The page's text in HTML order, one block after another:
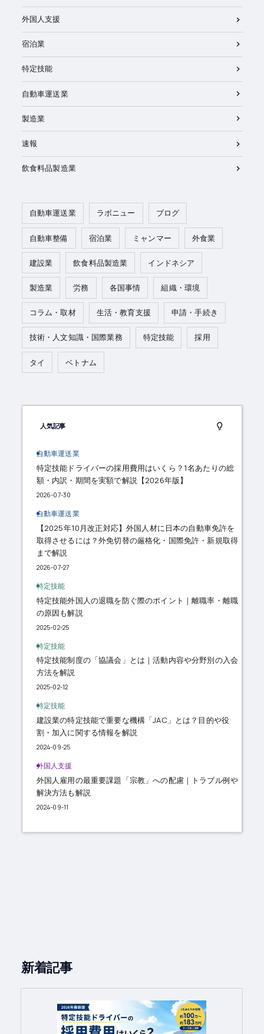
外国人支援
宿泊業
特定技能
自動車運送業
製造業
速報
飲食料品製造業
自動車運送業 ラボニュー ブログ
自動車整備 宿泊業 ミャンマー 外食業
建設業 飲食料品製造業 インドネシア
製造業 労務 各国事情 組織・環境
コラム・取材 生活・教育支援 申請・手続き
技術・人文知識・国際業務 特定技能 採用
タイ ベトナム
人気記事
自動車運送業
特定技能ドライバーの採用費用はいくら？1名あたりの総
額・内訳・期間を実額で解説【2026年版】
2026-07-30
自動車運送業
【2025年10月改正対応】外国人材に日本の自動車免許を
取得させるには？外免切替の厳格化・国際免許・新規取得
まで解説
2026-07-27
特定技能
特定技能外国人の退職を防ぐ際のポイント｜離職率・離職
の原因も解説
2025-02-25
特定技能
特定技能制度の「協議会」とは｜活動内容や分野別の入会
方法を解説
2025-02-12
特定技能
建設業の特定技能で重要な機構「JAC」とは？目的や役
割・加入に関する情報を解説
2024-09-25
外国人支援
外国人雇用の最重要課題「宗教」への配慮｜トラブル例や
解決方法も解説
2024-09-11
新着記事